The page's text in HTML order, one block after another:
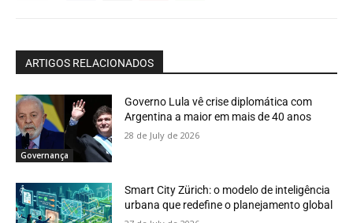
ARTIGOS RELACIONADOS
Governança
Governo Lula vê crise diplomática com
Argentina a maior em mais de 40 anos
28 de July de 2026
Smart City Zürich: o modelo de inteligência
urbana que redefine o planejamento global